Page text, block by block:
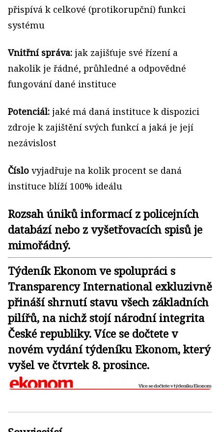
přispívá k celkové (protikorupční) funkci
systému
Vnitřní správa: jak zajišťuje své řízení a
nakolik je řádné, průhledné a odpovědné
fungování dané instituce
Potenciál: jaké má daná instituce k dispozici
zdroje k zajištění svých funkcí a jaká je její
nezávislost
Číslo vyjadřuje na kolik procent se daná
instituce blíží 100% ideálu
Rozsah úniků informací z policejních
databází nebo z vyšetřovacích spisů je
mimořádný.
Týdeník Ekonom ve spolupráci s
Transparency International exkluzivně
přináší shrnutí stavu všech základních
pilířů, na nichž stojí národní integrita
České republiky. Více se dočtete v
novém vydání týdeníku Ekonom, který
vyšel ve čtvrtek 8. prosince.